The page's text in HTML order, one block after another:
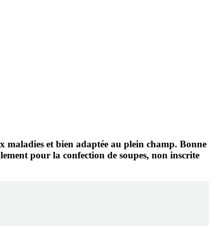
et bien adaptée au plein champ. Bonne
pour la confection de soupes, non inscrite